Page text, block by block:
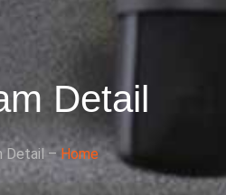
Detail
Detail – Home